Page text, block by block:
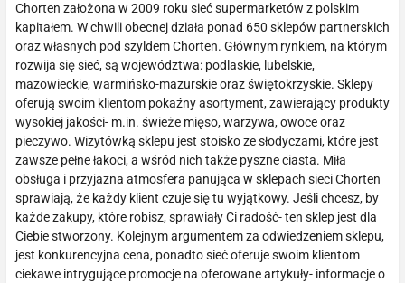
Chorten założona w 2009 roku sieć supermarketów z polskim
kapitałem. W chwili obecnej działa ponad 650 sklepów partnerskich
oraz własnych pod szyldem Chorten. Głównym rynkiem, na którym
rozwija się sieć, są województwa: podlaskie, lubelskie,
mazowieckie, warmińsko-mazurskie oraz świętokrzyskie. Sklepy
oferują swoim klientom pokaźny asortyment, zawierający produkty
wysokiej jakości- m.in. świeże mięso, warzywa, owoce oraz
pieczywo. Wizytówką sklepu jest stoisko ze słodyczami, które jest
zawsze pełne łakoci, a wśród nich także pyszne ciasta. Miła
obsługa i przyjazna atmosfera panująca w sklepach sieci Chorten
sprawiają, że każdy klient czuje się tu wyjątkowy. Jeśli chcesz, by
każde zakupy, które robisz, sprawiały Ci radość- ten sklep jest dla
Ciebie stworzony. Kolejnym argumentem za odwiedzeniem sklepu,
jest konkurencyjna cena, ponadto sieć oferuje swoim klientom
ciekawe intrygujące promocje na oferowane artykuły- informacje o